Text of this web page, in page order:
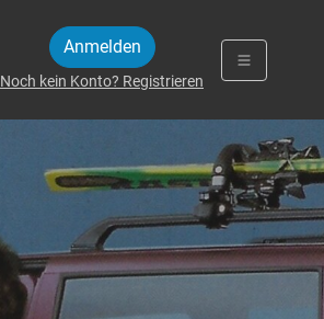
Anmelden
Noch kein Konto? Registrieren